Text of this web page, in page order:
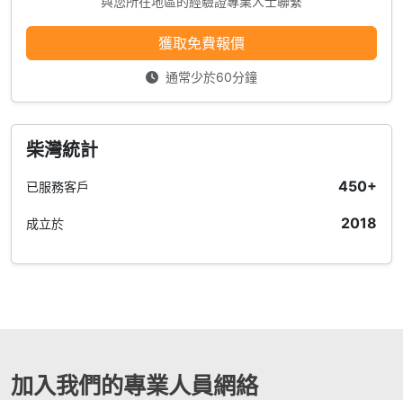
獲取免費報價
通常少於60分鐘
柴灣統計
已服務客戶 450+
成立於 2018
加入我們的專業人員網絡